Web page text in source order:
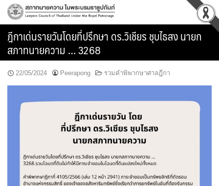
Skip
content
ฎีกาเด่นรายวันโดยที่ปรึกษา ดร.วิเชียร ชุบไธสง นายก
สภาทนายความ … 3268
22/05/2024 Peerapong รวมคำพิพากษาศาลฎีกา